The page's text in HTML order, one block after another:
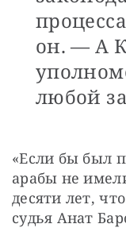
он. — А
любой
«Если бы был
арабы не
десяти лет,
судья Анат